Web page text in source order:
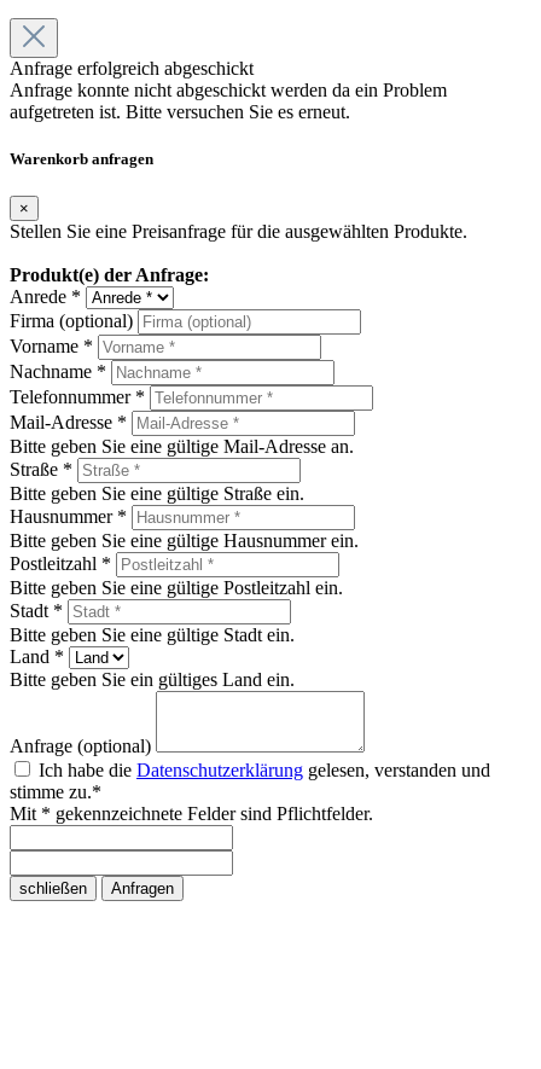
Anfrage erfolgreich abgeschickt
Anfrage konnte nicht abgeschickt werden da ein Problem
aufgetreten ist. Bitte versuchen Sie es erneut.
Warenkorb anfragen
×
Stellen Sie eine Preisanfrage für die ausgewählten Produkte.
Produkt(e) der Anfrage:
Anrede *
Firma (optional)
Vorname *
Nachname *
Telefonnummer *
Mail-Adresse *
Bitte geben Sie eine gültige Mail-Adresse an.
Straße *
Bitte geben Sie eine gültige Straße ein.
Hausnummer *
Bitte geben Sie eine gültige Hausnummer ein.
Postleitzahl *
Bitte geben Sie eine gültige Postleitzahl ein.
Stadt *
Bitte geben Sie eine gültige Stadt ein.
Land *
Bitte geben Sie ein gültiges Land ein.
Anfrage (optional)
Ich habe die Datenschutzerklärung gelesen, verstanden und
stimme zu.*
Mit * gekennzeichnete Felder sind Pflichtfelder.
schließen Anfragen